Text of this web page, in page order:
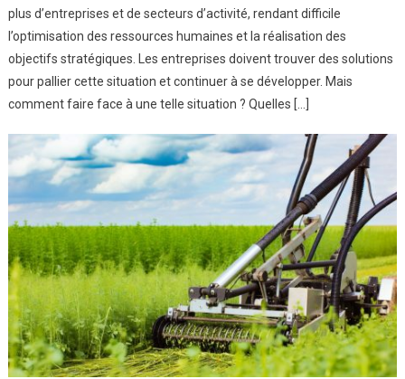
plus d’entreprises et de secteurs d’activité, rendant difficile
l’optimisation des ressources humaines et la réalisation des
objectifs stratégiques. Les entreprises doivent trouver des solutions
pour pallier cette situation et continuer à se développer. Mais
comment faire face à une telle situation ? Quelles […]